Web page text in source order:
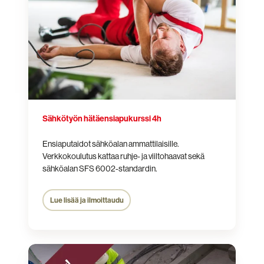
4h
Sähkötyön hätäensiapu­kurssi 4h
Ensiaputaidot sähköalan ammattilaisille.
Verkkokoulutus kattaa ruhje- ja viiltohaavat sekä
sähköalan SFS 6002-standardin.
Lue lisää ja ilmoittaudu
Electrical